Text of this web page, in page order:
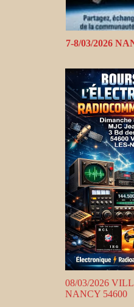
7-8/03/2026
08/03/2026
NANCY 54600